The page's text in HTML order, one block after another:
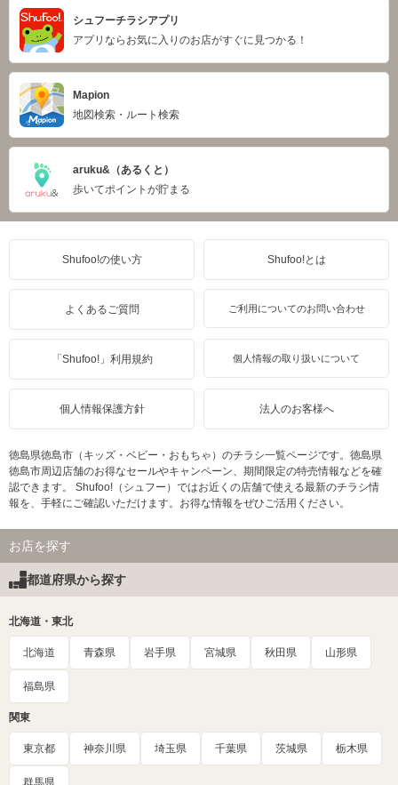
シュフーチラシアプリ
アプリならお気に入りのお店がすぐに見つかる！
Mapion
地図検索・ルート検索
aruku&（あるくと）
歩いてポイントが貯まる
Shufoo!の使い方 Shufoo!とは
よくあるご質問 ご利用についてのお問い合わせ
「Shufoo!」利用規約 個人情報の取り扱いについて
個人情報保護方針 法人のお客様へ
徳島県徳島市（キッズ・ベビー・おもちゃ）のチラシ一覧ページです。徳島県
徳島市周辺店舗のお得なセールやキャンペーン、期間限定の特売情報などを確
認できます。 Shufoo!（シュフー）ではお近くの店舗で使える最新のチラシ情
報を、手軽にご確認いただけます。お得な情報をぜひご活用ください。
お店を探す
都道府県から探す
北海道・東北
北海道 青森県 岩手県 宮城県 秋田県 山形県
福島県
関東
東京都 神奈川県 埼玉県 千葉県 茨城県 栃木県
群馬県